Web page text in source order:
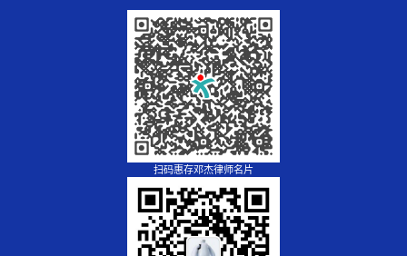
扫码惠存邓杰律师名片